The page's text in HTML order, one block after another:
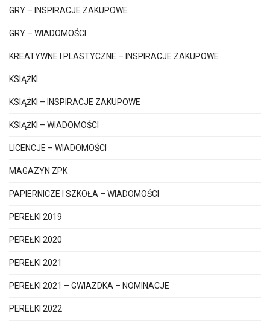
GRY – INSPIRACJE ZAKUPOWE
GRY – WIADOMOŚCI
KREATYWNE I PLASTYCZNE – INSPIRACJE ZAKUPOWE
KSIĄŻKI
KSIĄŻKI – INSPIRACJE ZAKUPOWE
KSIĄŻKI – WIADOMOŚCI
LICENCJE – WIADOMOŚCI
MAGAZYN ZPK
PAPIERNICZE I SZKOŁA – WIADOMOŚCI
PEREŁKI 2019
PEREŁKI 2020
PEREŁKI 2021
PEREŁKI 2021 – GWIAZDKA – NOMINACJE
PEREŁKI 2022